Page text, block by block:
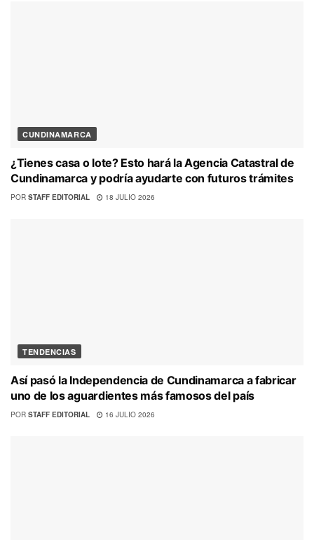
CUNDINAMARCA
¿Tienes casa o lote? Esto hará la Agencia Catastral de
Cundinamarca y podría ayudarte con futuros trámites
POR STAFF EDITORIAL 18 JULIO 2026
TENDENCIAS
Así pasó la Independencia de Cundinamarca a fabricar
uno de los aguardientes más famosos del país
POR STAFF EDITORIAL 16 JULIO 2026